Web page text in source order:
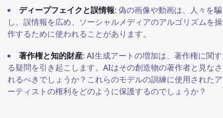
ディープフェイクと誤情報: 偽の画像や動画は、人々を騙
し、誤情報を広め、ソーシャルメディアのアルゴリズムを操
作するために使われることがあります。
著作権と知的財産: AI生成アートの増加は、著作権に関す
る疑問を引き起こします。AIはその創造物の著作者と見なさ
れるべきでしょうか？これらのモデルの訓練に使用されたア
ーティストの権利をどのように保護するのでしょうか？